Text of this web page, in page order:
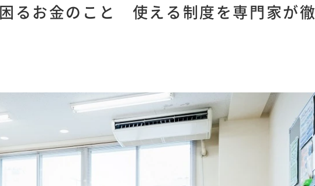
るお金のこと 使える制度を専門家が徹